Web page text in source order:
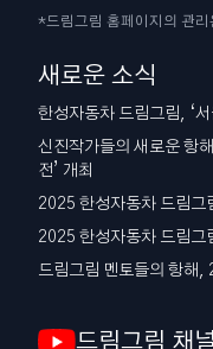
*드림그림 홈페이지의 관
새로운 소식
한성자동차 드림그림, ‘
신진작가들의 새로운 항
전’ 개최
2025 한성자동차 드림그
2025 한성자동차 드림그
드림그림 멘토들의 항해
드림그림 채